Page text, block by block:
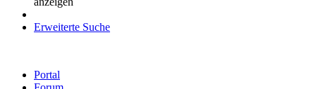
Erweiterte Suche
Portal